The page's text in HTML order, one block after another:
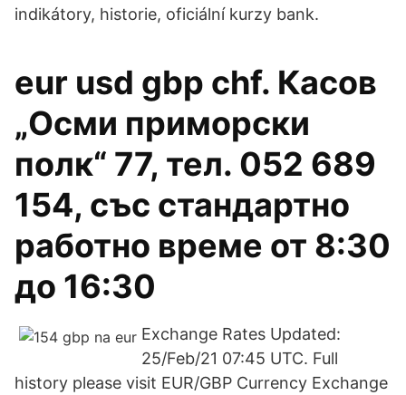
indikátory, historie, oficiální kurzy bank.
eur usd gbp chf. Касов
„Осми приморски
полк“ 77, тел. 052 689
154, със стандартно
работно време от 8:30
до 16:30
Exchange Rates Updated:
25/Feb/21 07:45 UTC. Full
history please visit EUR/GBP Currency Exchange